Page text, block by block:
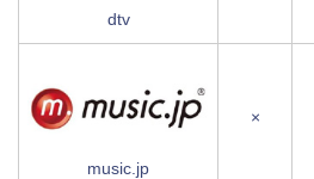
dtv
music.jp
×